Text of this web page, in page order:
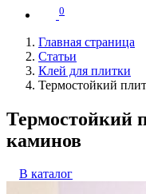
0
Главная страница
Статьи
Клей для плитки
Термостойкий
Термостойкий
каминов
В каталог